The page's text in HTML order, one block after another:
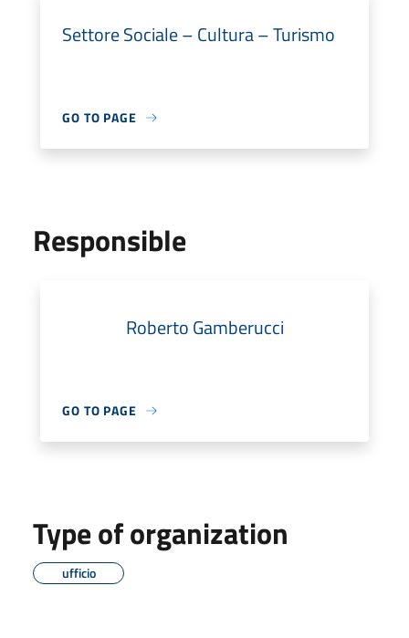
Settore Sociale – Cultura – Turismo
GO TO PAGE
Responsible
Roberto Gamberucci
GO TO PAGE
Type of organization
ufficio